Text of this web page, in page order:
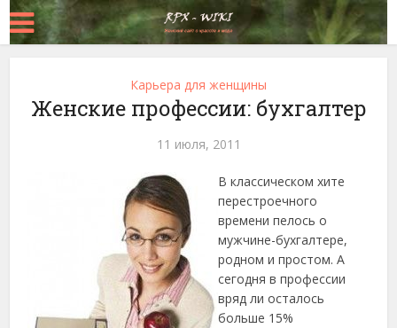
Карьера для женщины
Женские профессии: бухгалтер
11 июля, 2011
В классическом хите
перестроечного
времени пелось о
мужчине-бухгалтере,
родном и простом. А
сегодня в профессии
вряд ли осталось
больше 15%